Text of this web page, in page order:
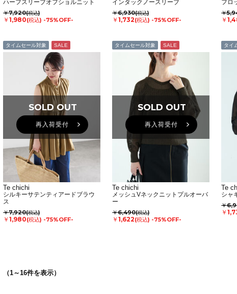
ハーフスリーブオフショルニット
￥7,920(税込)
￥1,980(税込) -75%OFF-
インタックノースリーブ
￥6,930(税込)
￥1,732(税込) -75%OFF-
フロ
￥
￥
タイムセール対象 SALE
SOLD OUT
SOLD OUT
再入荷受付
Te chichi
シルキーサテンティアードブラウ
ス
￥7,920(税込)
￥1,980(税込) -75%OFF-
タイムセール対象 SALE
SOLD OUT
SOLD OUT
再入荷受付
Te chichi
メッシュVネックニットプルオーバ
ー
￥6,490(税込)
￥1,622(税込) -75%OFF-
タイ
Te
シャ
￥
￥
（1～16件を表示）